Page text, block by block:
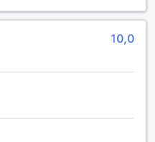
samt wi-fi i allmänna
surfa på nätet eller hålla
önskar njuta av en
för att underlätta din
för bagage, vilket ger dig
att behöva bära på
10,0